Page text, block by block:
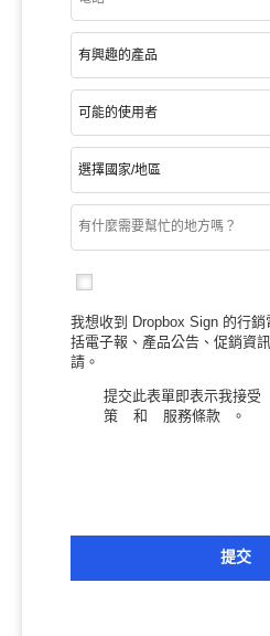
我想收到 Dropbox Sign 的行銷
括電子報、產品公告、促銷資
請。
提交此表單即表示我接受
策
和 服務條款 。
提交